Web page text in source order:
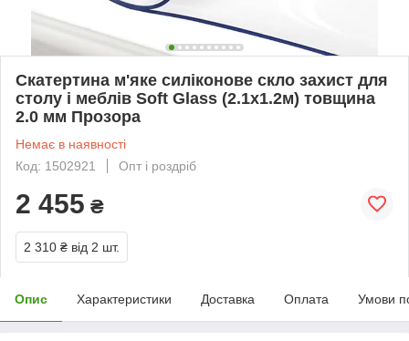
Скатертина м'яке силіконове скло захист для
столу і меблів Soft Glass (2.1х1.2м) товщина
2.0 мм Прозора
Немає в наявності
Код: 1502921
Опт і роздріб
2 455 ₴
2 310 ₴ від 2 шт.
Опис Характеристики Доставка Оплата Умови